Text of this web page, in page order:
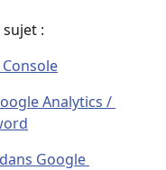
:
Analytics /
Google